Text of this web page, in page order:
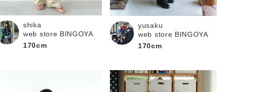
shika
web store BINGOYA
170cm
yusaku
web store BINGOYA
170cm